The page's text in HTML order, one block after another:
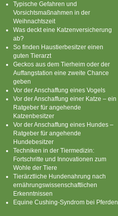
Typische Gefahren und
Vorsichtsmaßnahmen in der
Weihnachtszeit
Was deckt eine Katzenversicherung
ab?
So finden Haustierbesitzer einen
guten Tierarzt
Geckos aus dem Tierheim oder der
Auffangstation eine zweite Chance
geben
Vor der Anschaffung eines Vogels
Vor der Anschaffung einer Katze – ein
Ratgeber für angehende
Katzenbesitzer
Vor der Anschaffung eines Hundes –
Ratgeber für angehende
Hundebesitzer
Techniken in der Tiermedizin:
Fortschritte und Innovationen zum
Wohle der Tiere
Tierärztliche Hundenahrung nach
ernährungswissenschaftlichen
Erkenntnissen
Equine Cushing-Syndrom bei Pferden